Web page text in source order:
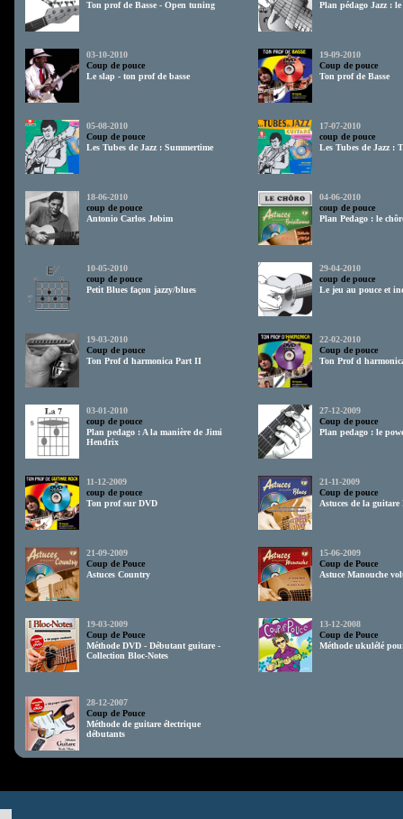
Ton prof de Basse - Open tuning Plan pédago Jazz : le
03-10-2010
Coup de pouce
Le slap - ton prof de basse
19-09-2010
Coup de pouce
Ton prof de Basse
05-08-2010
Coup de pouce
Les Tubes de Jazz : Summertime
17-07-2010
coup de pouce
Les Tubes de Jazz :
18-06-2010
coup de pouce
Antonio Carlos Jobim
04-06-2010
coup de pouce
Plan Pedago : le
10-05-2010
coup de pouce
Petit Blues façon jazzy/blues
29-04-2010
coup de pouce
Le jeu au pouce et
19-03-2010
Coup de pouce
Ton Prof d harmonica Part II
22-02-2010
Coup de pouce
Ton Prof d
03-01-2010
coup de pouce
Plan pedago : A la manière de Jimi
Hendrix
27-12-2009
Coup de pouce
Plan pedago : le
11-12-2009
coup de pouce
Ton prof sur DVD
21-11-2009
Coup de pouce
Astuces de la
21-09-2009
Coup de Pouce
Astuces Country
15-06-2009
Coup de Pouce
Astuce Manouche
19-03-2009
Coup de Pouce
Méthode DVD - Débutant guitare -
Collection Bloc-Notes
13-12-2008
Coup de Pouce
Méthode ukulélé
28-12-2007
Coup de Pouce
Méthode de guitare électrique
débutants